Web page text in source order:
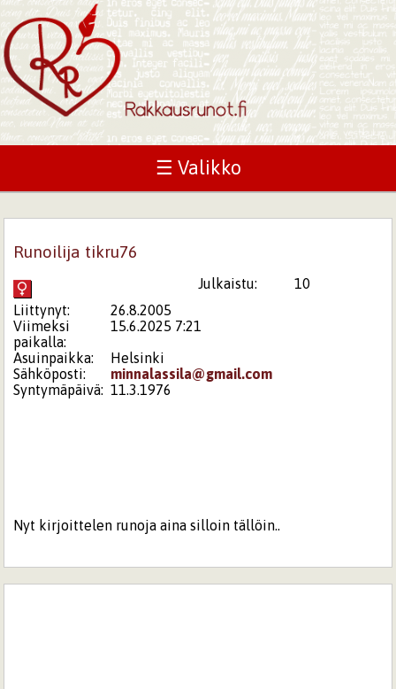
☰ Valikko
Runoilija tikru76
Julkaistu:
10
Liittynyt:
26.8.2005
Viimeksi
paikalla:
15.6.2025 7:21
Asuinpaikka:
Helsinki
Sähköposti:
minnalassila@gmail.com
Syntymäpäivä: 11.3.1976
Nyt kirjoittelen runoja aina silloin tällöin..